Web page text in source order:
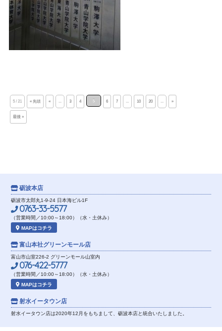
5 / 21 « 先頭 « ... 3 4 5 6 7 ... 10 20 ... »
最後 »
砺波本店
砺波市太郎丸1-9-24 日本海ビル1F
0763-33-5577
（営業時間／10:00～18:00）（水・土休み）
MAPはコチラ
富山本社グリーンモール店
富山市山室226-2 グリーンモール山室内
076-422-5777
（営業時間／10:00～18:00）（水・土休み）
MAPはコチラ
射水イータウン店
射水イータウン店は2020年12月をもちまして、砺波本店と統合いたしました。